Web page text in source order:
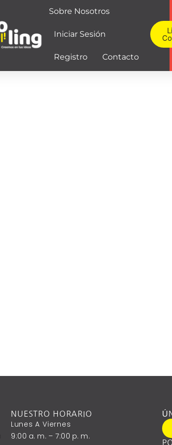
Sobre Nosotros
Iniciar Sesión
Registro Contacto
NUESTRO HORARIO
Lunes A ‎Viernes
9:00 A. M. – 7:00 P. M.